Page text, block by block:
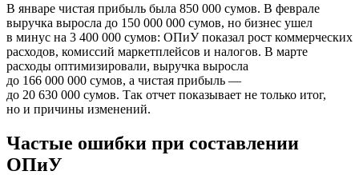
В январе чистая прибыль была 850 000 сумов. В феврале
выручка выросла до 150 000 000 сумов, но бизнес ушел
в минус на 3 400 000 сумов: ОПиУ показал рост коммерческих
расходов, комиссий маркетплейсов и налогов. В марте
расходы оптимизировали, выручка выросла
до 166 000 000 сумов, а чистая прибыль —
до 20 630 000 сумов. Так отчет показывает не только итог,
но и причины изменений.
Частые ошибки при составлении
ОПиУ